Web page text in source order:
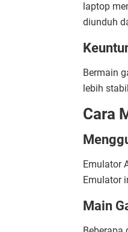
laptop
diunduh
Bermain
lebih
Cara
Emulator
Emulator
Main